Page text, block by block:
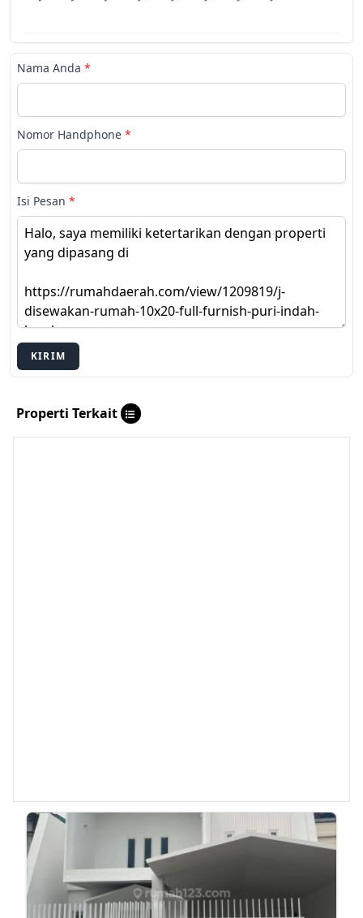
Nama Anda *
Nomor Handphone *
Isi Pesan *
KIRIM
Properti Terkait